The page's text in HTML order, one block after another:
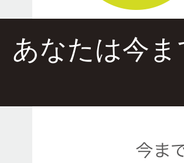
あなたは今